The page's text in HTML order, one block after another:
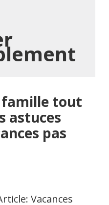
famille tout
astuces
pas
Vacances